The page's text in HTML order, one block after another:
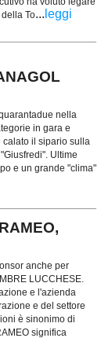
To... leggi
nella
in gara e
calato il sipario sulla
Ultime
e un grande "clima"
anche per
LUCCHESE.
e l'azienda
e del settore
è sinonimo di
significa